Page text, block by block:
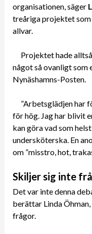
organisationen, säger
treåriga projektet
allvar.
Projektet hade
något så ovanligt
Nynäshamns-Posten.
”Arbetsglädjen har
för hög. Jag har blivit
kan göra vad som helst
undersköterska. En
om ”misstro, hot,
Skiljer sig inte
Det var inte denna
berättar Linda
frågor.